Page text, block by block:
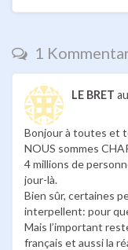
1
LE BRET
Bonjour à toutes et
NOUS sommes
4 millions de
jour-là.
Bien sûr, certaines
interpellent: pour
Mais l’important
français et aussi la